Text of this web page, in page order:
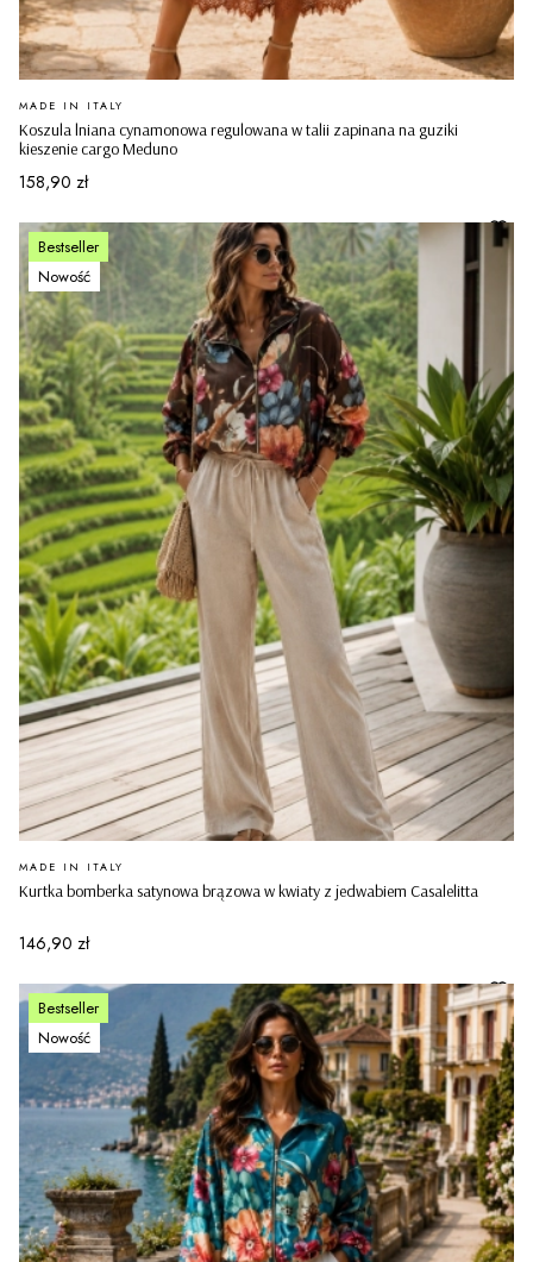
Koszula lniana cynamonowa regulowana w talii zapinana na guziki
kieszenie cargo Meduno
PRODUCENT
MADE IN ITALY
Cena
158,90 zł
Bestseller
Nowość
Kurtka bomberka satynowa brązowa w kwiaty z jedwabiem Casalelitta
PRODUCENT
MADE IN ITALY
Cena
146,90 zł
Bestseller
Nowość